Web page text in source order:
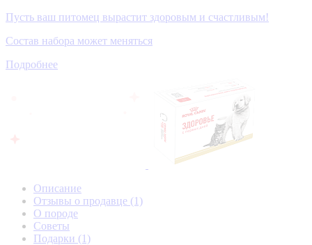
Пусть ваш питомец вырастит здоровым и счастливым!
Состав набора может меняться
Подробнее
Описание
Отзывы о продавце (1)
О породе
Советы
Подарки (1)